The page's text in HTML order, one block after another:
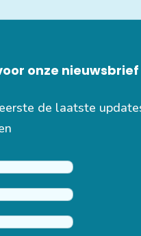
onze nieuwsbrief
de laatste